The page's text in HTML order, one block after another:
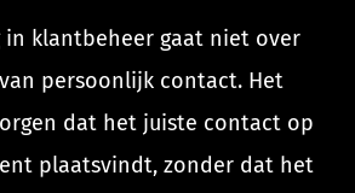
in klantbeheer gaat niet over
persoonlijk contact. Het
dat het juiste contact op
plaatsvindt, zonder dat het